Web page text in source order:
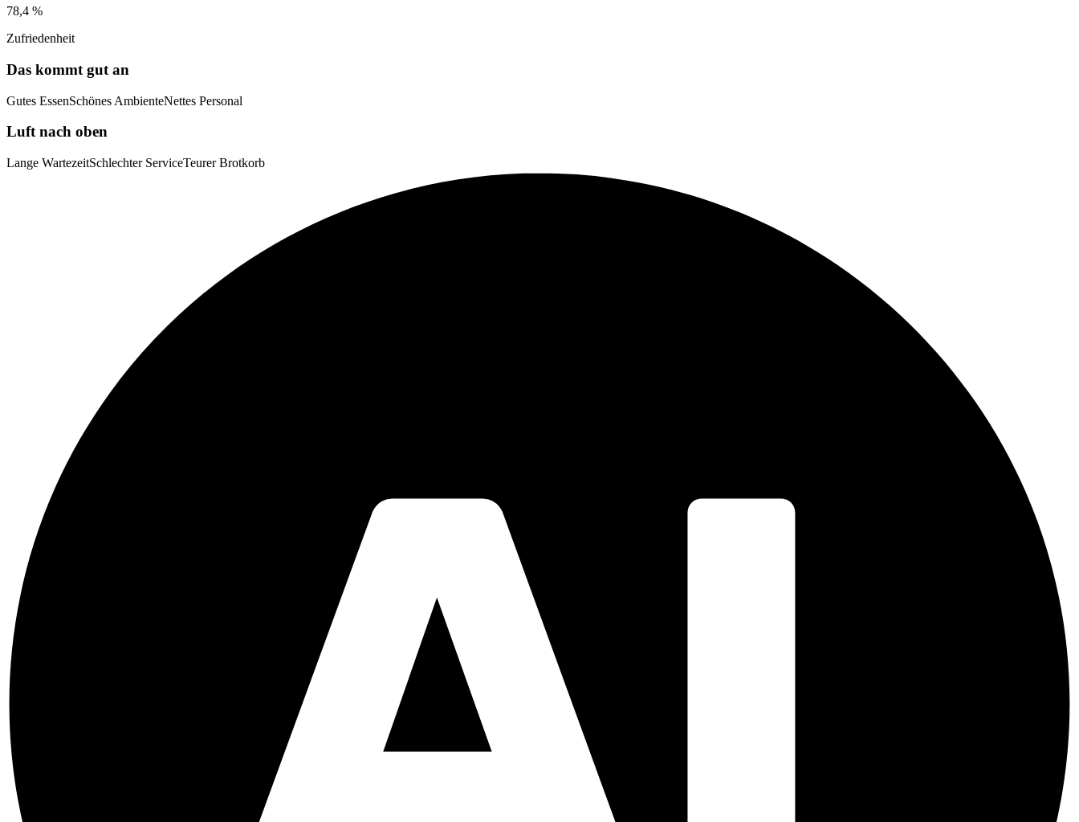
78,4 %
Zufriedenheit
Das kommt gut an
Gutes EssenSchönes AmbienteNettes Personal
Luft nach oben
Lange WartezeitSchlechter ServiceTeurer Brotkorb